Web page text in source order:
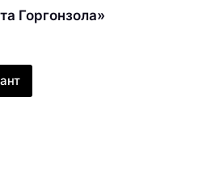
Горгонзола»